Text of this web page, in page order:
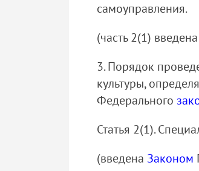
самоуправления.
(часть 2(1) введена
3. Порядок
культуры,
Федерального
Статья 2(1).
(введена Законом